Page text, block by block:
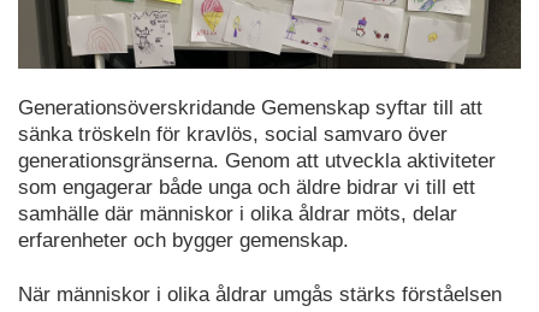
Generationsöverskridande Gemenskap syftar till att
sänka tröskeln för kravlös, social samvaro över
generationsgränserna. Genom att utveckla aktiviteter
som engagerar både unga och äldre bidrar vi till ett
samhälle där människor i olika åldrar möts, delar
erfarenheter och bygger gemenskap.
När människor i olika åldrar umgås stärks förståelsen